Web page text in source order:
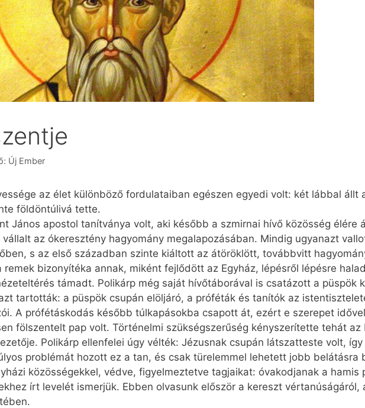
Új Ember
az élet különböző fordulataiban egészen egyedi volt: két lábbal állt
földöntúlivá tette.
János apostol tanítványa volt, aki később a szmirnai hívő közösség élére
az ókeresztény hagyomány megalapozásában. Mindig ugyanazt
s az első században szinte kiáltott az átöröklött, továbbvitt
remek bizonyítéka annak, miként fejlődött az Egyház, lépésről lépésre
támadt. Polikárp még saját hívőtáborával is csatázott a püspök
tartották: a püspök csupán elöljáró, a próféták és tanítók az
A prófétáskodás később túlkapásokba csapott át, ezért e szerepet
fölszentelt pap volt. Történelmi szükségszerűség kényszerítette tehát az
Polikárp ellenfelei úgy vélték: Jézusnak csupán látszatteste volt,
problémát hozott ez a tan, és csak türelemmel lehetett jobb belátásra
közösségekkel, védve, figyelmeztetve tagjaikat: óvakodjanak a hamis
írt levelét ismerjük. Ebben olvasunk először a kereszt vértanúságáról,